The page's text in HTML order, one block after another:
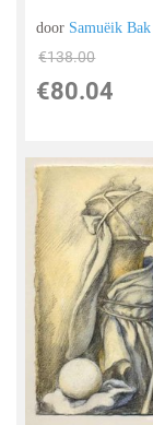
door Samuëik Bak
€138.00
€80.04